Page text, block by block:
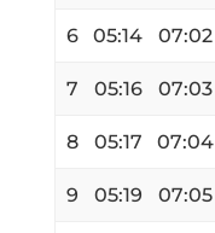
6 05:14 07:02
7 05:16 07:03
8 05:17 07:04
9 05:19 07:05